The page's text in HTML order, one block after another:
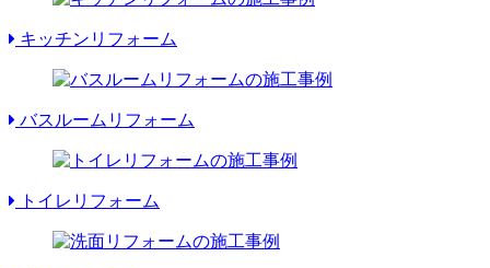
キッチンリフォーム
バスルームリフォーム
トイレリフォーム